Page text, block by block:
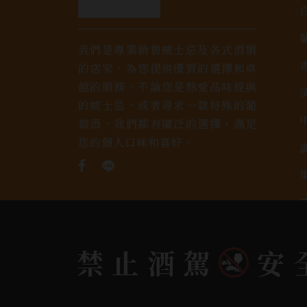
我們是專業銷售威士忌及各式酒類
的店家，為您提供優質的選擇和卓
越的服務。不論您是熱愛品味經典
的威士忌，或者尋求一款特殊的葡
萄酒，我們都有廣泛的選擇，滿足
您的個人口味和喜好。
禁止酒駕 安